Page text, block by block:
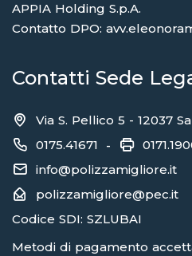
APPIA Holding S.p.A.
Contatto DPO:
Contatti Sede
Via S. Pellico 5 - 12037
0175.41671 -
info@polizzamigliore.it
polizzamigliore@pec.it
Codice SDI: SZLUBAI
Metodi di pagamento